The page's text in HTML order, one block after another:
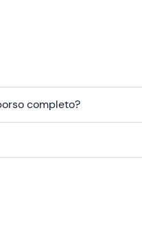
completo?